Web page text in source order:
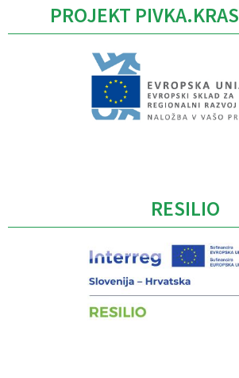
PROJEKT
RESILIO